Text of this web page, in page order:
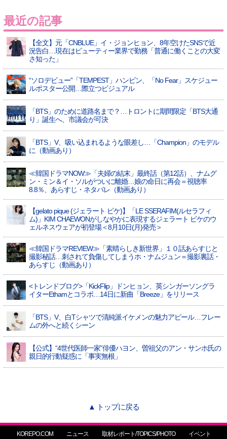
最近の記事
【全文】元「CNBLUE」イ・ジョンヒョン、8年空けたSNSで近
況告白…現在はビューティー業界で勤務「普通に働くことの大変
さ知った」
“ソロデビュー”「TEMPEST」ハンビン、「No Fear」スケジュー
ルポスター公開…際立つビジュアル
「BTS」のために道路名まで？…トロントに期間限定「BTS大通
り」誕生へ、市議会が可決
「BTS」V、吸い込まれるような眼差し…「Champion」のモデル
に（動画あり）
≪韓国ドラマNOW≫「夫婦の結末」最終話（第12話）、ナムグ
ン・ミン＆イ・ソルがついに離婚…娘の命日に再会＝視聴率
8.8％、あらすじ・ネタバレ（動画あり）
【gelato pique (ジェラート ピケ)】「LE SSERAFIM(ルセラフィ
ム)」KIM CHAEWONがしなやかに表現するジェラート ピケのウ
ェルネスウェアが初登場＜8月10日(月)発売＞
≪韓国ドラマREVIEW≫「素晴らしき新世界」１０話あらすじと
撮影秘話…刺されて負傷してしまうホ・ナムジュン＝撮影裏話・
あらすじ（動画あり）
<トレンドブログ>「KickFlip」ドンヒョン、英シンガーソングラ
イターEthamとコラボ…14日に新曲「Breeze」をリリース
「BTS」V、白Tシャツで清純派イケメンの魅力アピール…フレー
ムの外へと続くシーン
【公式】“4世代医師一家”俳優ハヨン、曽祖父のアン・サンホ氏の
親日的行動疑惑に「事実無根」
▲ トップに戻る
KOREPO.COM ニュース 取材レポート/TOPICS/PHOTO イベント